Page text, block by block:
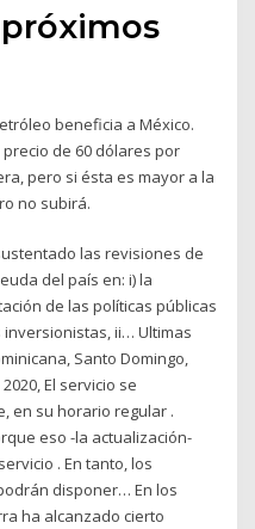
beneficia a México.
de 60 dólares por
pero si ésta es mayor a la
no subirá.
las revisiones de
del país en: i) la
de las políticas públicas
ii… Ultimas
Santo Domingo,
El servicio se
en su horario regular .
eso -la actualización-
. En tanto, los
disponer… En los
ha alcanzado cierto